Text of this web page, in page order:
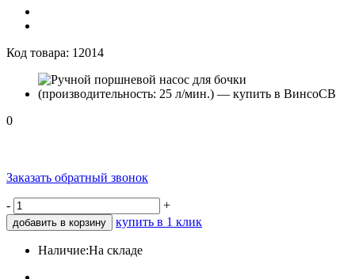
Код товара: 12014
0
Заказать обратный звонок
- +
добавить в корзину купить в 1 клик
Наличие:На складе